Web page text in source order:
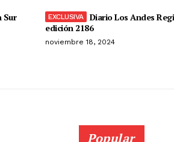
Sur
Diario Los Andes
edición 2186
noviembre 18, 2024
Popular